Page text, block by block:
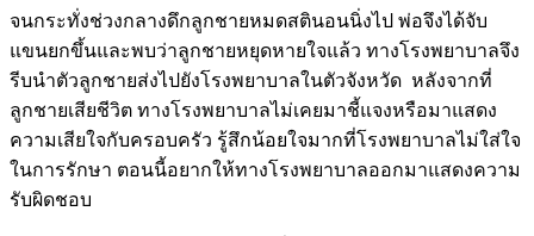
จนกระทั่งช่วงกลางดึกลูกชายหมดสตินอนนิ่งไป พ่อจึงได้จับ
แขนยกขึ้นและพบว่าลูกชายหยุดหายใจแล้ว ทางโรงพยาบาลจึง
รีบนำตัวลูกชายส่งไปยังโรงพยาบาลในตัวจังหวัด หลังจากที่
ลูกชายเสียชีวิต ทางโรงพยาบาลไม่เคยมาชี้แจงหรือมาแสดง
ความเสียใจกับครอบครัว รู้สึกน้อยใจมากที่โรงพยาบาลไม่ใส่ใจ
ในการรักษา ตอนนี้อยากให้ทางโรงพยาบาลออกมาแสดงความ
รับผิดชอบ